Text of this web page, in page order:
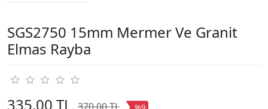
SGS2750 15mm Mermer Ve Granit
Elmas Rayba
335,00 TL